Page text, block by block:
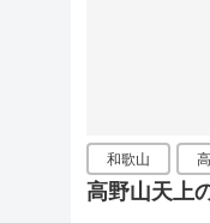
和歌山
高野山天上